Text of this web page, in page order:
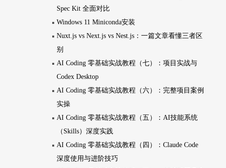
Spec Kit 全面对比
Windows 11 Miniconda安装
Nuxt.js vs Next.js vs Nest.js：一篇文章看懂三者区
别
AI Coding 零基础实战教程（七）：项目实战与
Codex Desktop
AI Coding 零基础实战教程（六）：完整项目案例
实操
AI Coding 零基础实战教程（五）：AI技能系统
（Skills）深度实践
AI Coding 零基础实战教程（四）：Claude Code
深度使用与进阶技巧